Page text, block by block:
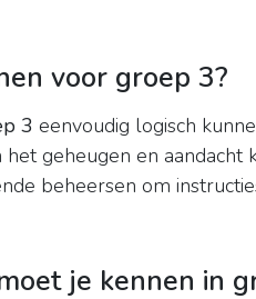
voor groep 3?
3 eenvoudig logisch
geheugen en aandacht
beheersen om
je kennen in